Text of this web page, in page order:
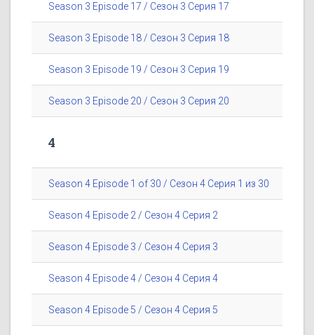
Season 3 Episode 17 / Сезон 3 Серия 17
Season 3 Episode 18 / Сезон 3 Серия 18
Season 3 Episode 19 / Сезон 3 Серия 19
Season 3 Episode 20 / Сезон 3 Серия 20
4
Season 4 Episode 1 of 30 / Сезон 4 Серия 1 из 30
Season 4 Episode 2 / Сезон 4 Серия 2
Season 4 Episode 3 / Сезон 4 Серия 3
Season 4 Episode 4 / Сезон 4 Серия 4
Season 4 Episode 5 / Сезон 4 Серия 5